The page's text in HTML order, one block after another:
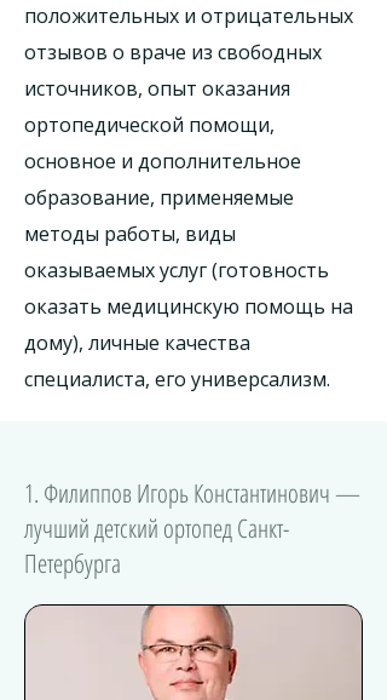
положительных и отрицательных
отзывов о враче из свободных
источников, опыт оказания
ортопедической помощи,
основное и дополнительное
образование, применяемые
методы работы, виды
оказываемых услуг (готовность
оказать медицинскую помощь на
дому), личные качества
специалиста, его универсализм.
1. Филиппов Игорь Константинович —
лучший детский ортопед Санкт-
Петербурга